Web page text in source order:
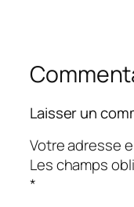
Laisser un
Votre adresse
Les champs
*